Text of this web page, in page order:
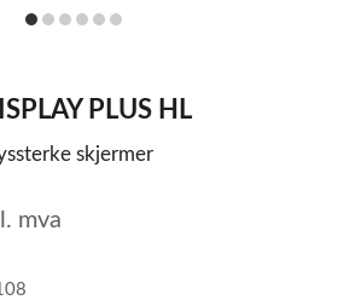
itemitemitemitemitemitem
PLUS HL
skjermer
mva